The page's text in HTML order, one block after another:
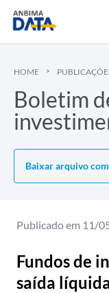
HOME
Boletim
Baixar arquivo
Publicado em 11/
Fundos de
saída